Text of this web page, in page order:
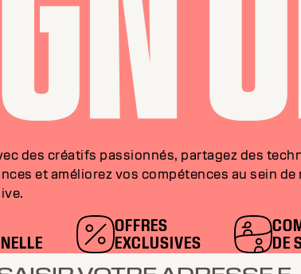
des créatifs passionnés, partagez des
et améliorez vos compétences au sein de
OFFRES
EXCLUSIVES
DE